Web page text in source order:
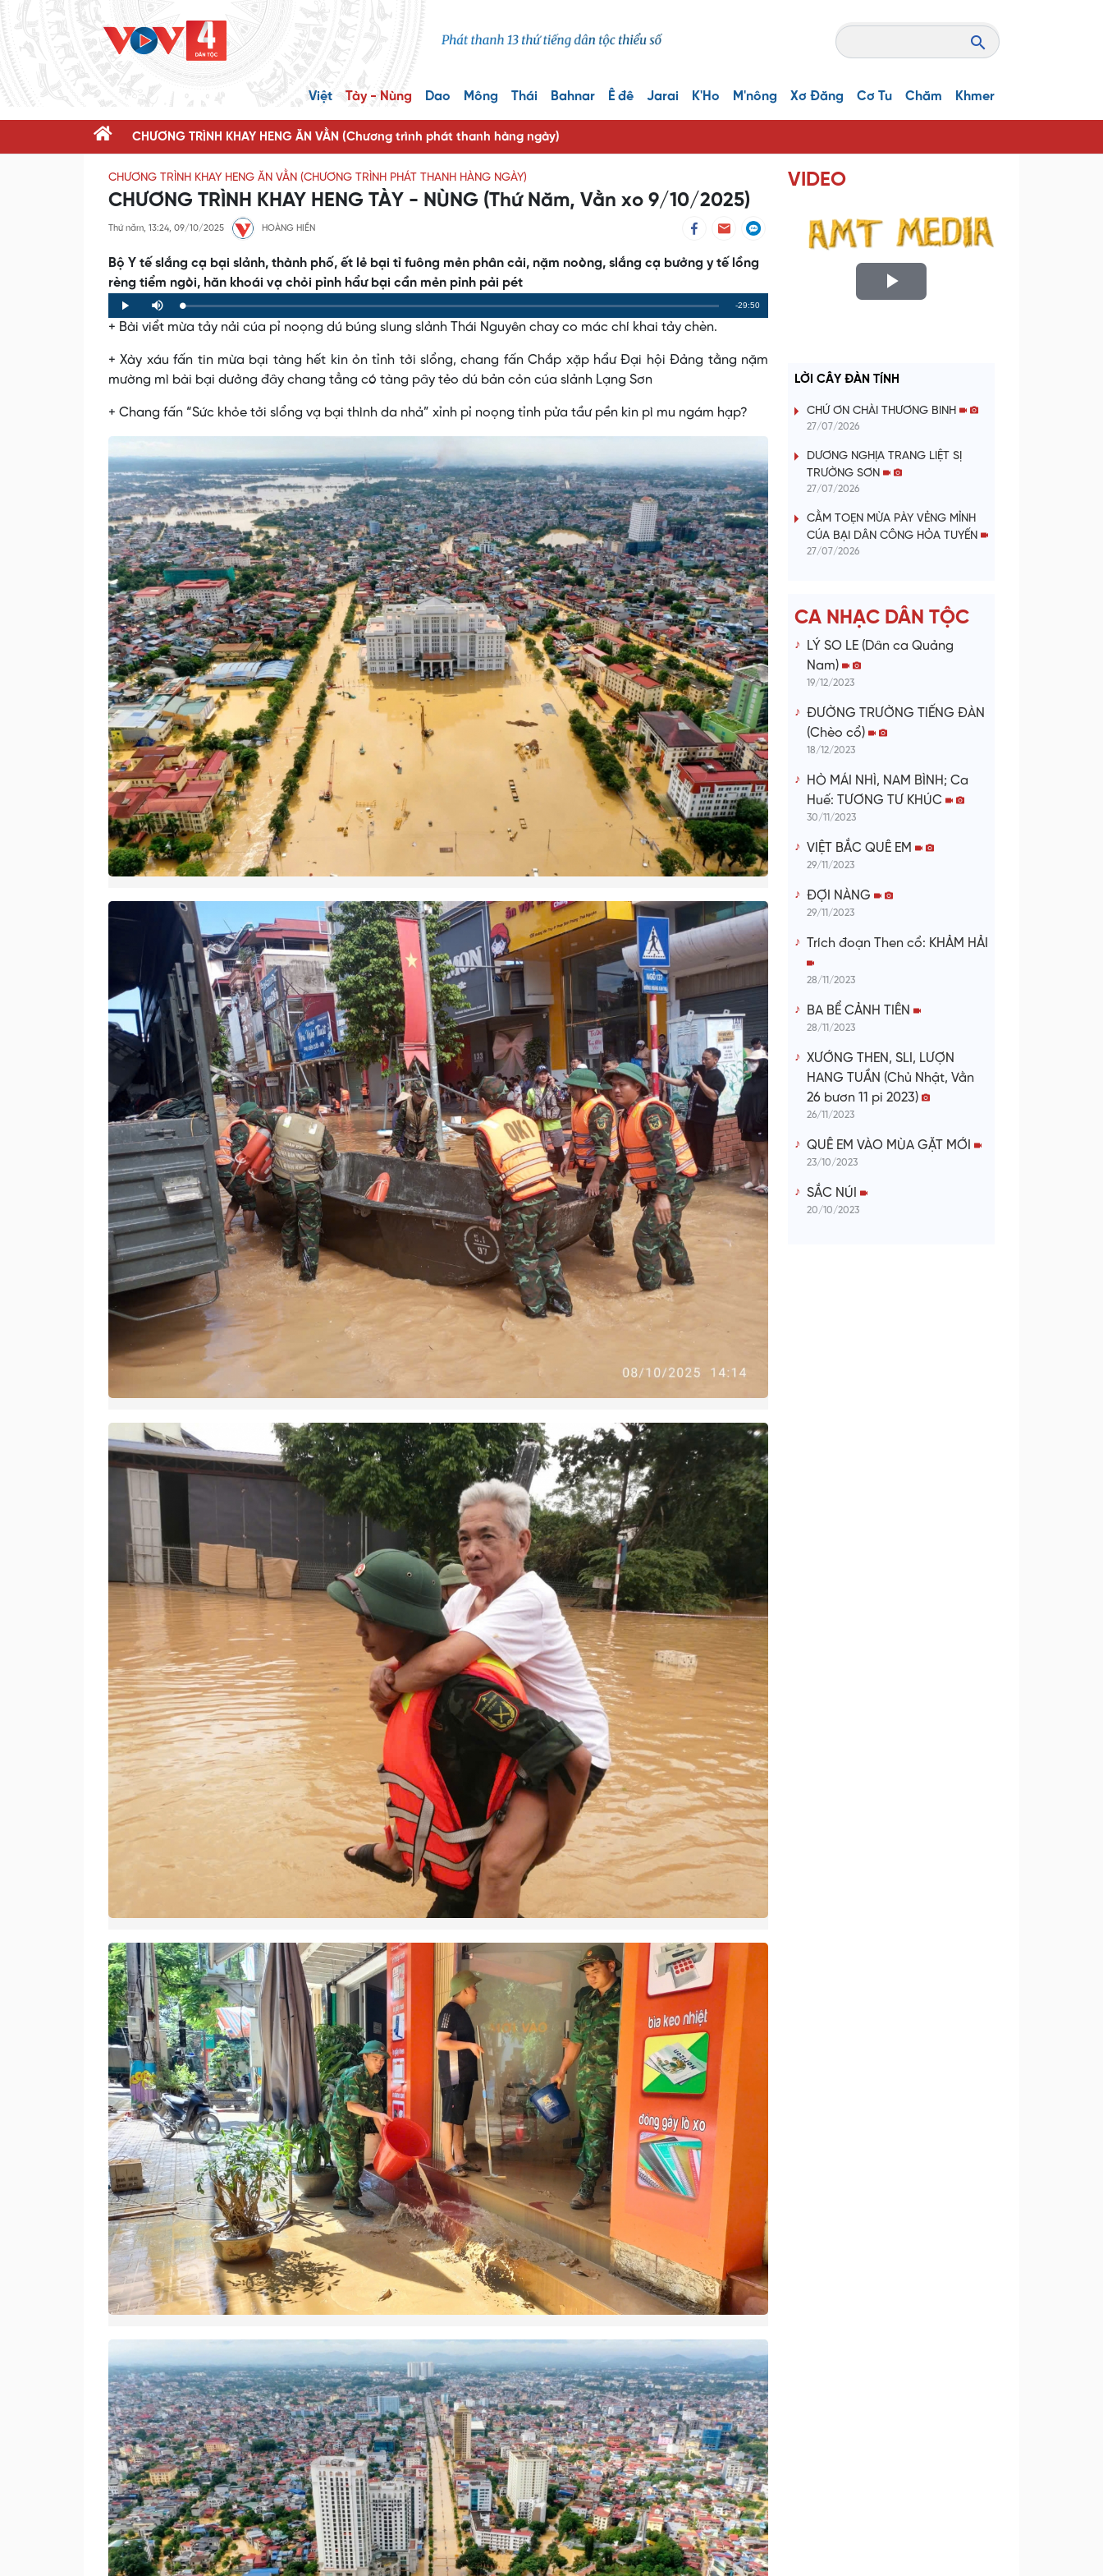
Việt Tày - Nùng Dao Mông Thái Bahnar Ê đê Jarai K'Ho M'nông Xơ Đăng Cơ Tu Chăm Khmer
CHƯƠNG TRÌNH KHAY HENG ĂN VẰN (Chương trình phát thanh hàng ngày)
CHƯƠNG TRÌNH KHAY HENG ĂN VẰN (CHƯƠNG TRÌNH PHÁT THANH HÀNG NGÀY)
CHƯƠNG TRÌNH KHAY HENG TÀY - NÙNG (Thứ Năm, Vằn xo 9/10/2025)
Thứ năm, 13:24, 09/10/2025 HOÀNG HIỀN
Bộ Y tế slắng cạ bại slảnh, thành phố, ết lẻ bại tỉ fuông mẻn phân cải, nặm noòng, slắng cạ bưởng y tế lồng
rèng tiểm ngòi, hăn khoái vạ chỏi pỉnh hẩư bại cần mẻn pỉnh pải pét
Play Mute Loaded:
0%
Progress:
0%
Remaining
-29:50
+ Bài viểt mừa tảy nải cúa pỉ noọng dú búng slung slảnh Thái Nguyên chay co mác chí khai tảy chèn.
+ Xày xáu fấn tin mừa bại tàng hết kin ỏn tỉnh tởi slổng, chang fấn Chắp xặp hẩư Đại hội Đảng tằng nặm
mường mì bài bại dưởng đây chang tẳng có tàng pây tẻo dú bản cỏn cúa slảnh Lạng Sơn
+ Chang fấn “Sức khỏe tởi slổng vạ bại thình da nhả” xỉnh pỉ noọng tỉnh pửa tầư pền kin pì mu ngám hạp?
VIDEO
P
a
y
V
i
d
LỜI CÂY ĐÀN TÍNH
CHỨ ƠN CHÀI THƯƠNG BINH
27/07/2026
DƯƠNG NGHỊA TRANG LIỆT SỊ
TRƯỜNG SƠN
27/07/2026
CẰM TOẸN MỪA PÀY VẺNG MỈNH
CÚA BẠI DÂN CÔNG HỎA TUYẾN
27/07/2026
CA NHẠC DÂN TỘC
LÝ SO LE (Dân ca Quảng
Nam)
19/12/2023
ĐƯỜNG TRƯỜNG TIẾNG ĐÀN
(Chèo cổ)
18/12/2023
HÒ MÁI NHÌ, NAM BÌNH; Ca
Huế: TƯƠNG TƯ KHÚC
30/11/2023
VIỆT BẮC QUÊ EM
29/11/2023
ĐỢI NÀNG
29/11/2023
Trích đoạn Then cổ: KHẢM HẢI
28/11/2023
BA BỂ CẢNH TIÊN
28/11/2023
XƯỚNG THEN, SLI, LƯỢN
HANG TUẦN (Chủ Nhật, Vằn
26 bươn 11 pi 2023)
26/11/2023
QUÊ EM VÀO MÙA GẶT MỚI
23/10/2023
SẮC NÚI
20/10/2023